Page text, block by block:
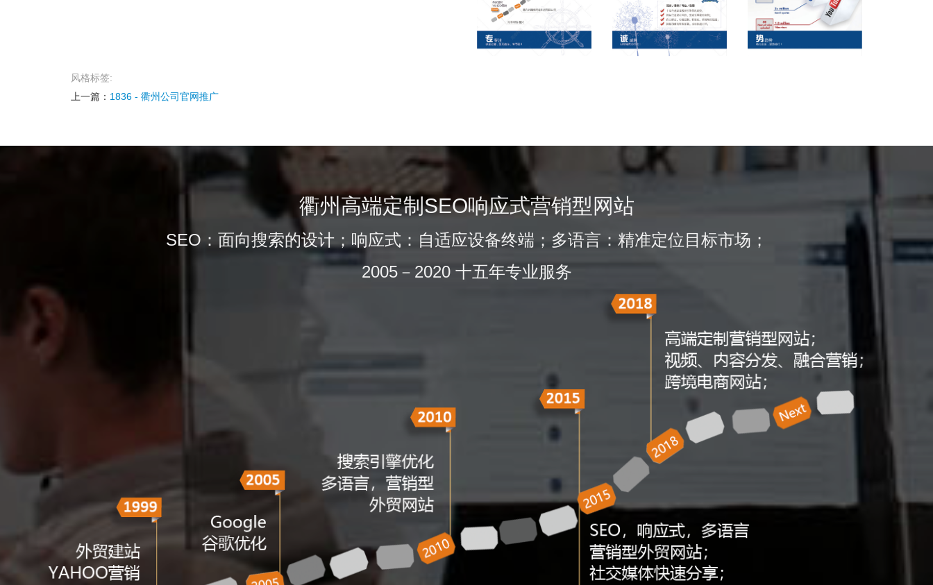
风格标签:
上一篇： 1836 - 衢州公司官网推广
衢州高端定制SEO响应式营销型网站
SEO：面向搜索的设计；响应式：自适应设备终端；多语言：精准定位目标市场；
2005－2020 十五年专业服务